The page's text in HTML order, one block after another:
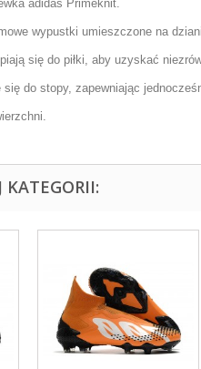
adidas Primeknit.
wypustki umieszczone na
się do piłki, aby uzyskać
się do stopy, zapewniając
KATEGORII: